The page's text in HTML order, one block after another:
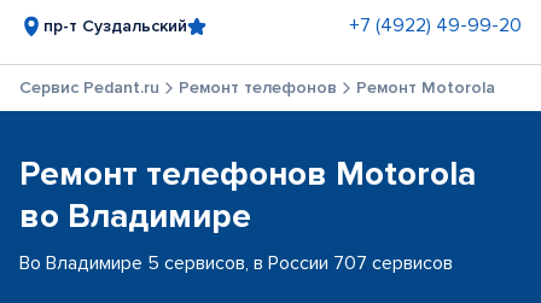
пр-т Суздальский +7 (4922) 49-99-20
Сервис Pedant.ru Ремонт телефонов Ремонт Motorola
Ремонт телефонов Motorola
во Владимире
Во Владимире 5 сервисов, в России 707 сервисов